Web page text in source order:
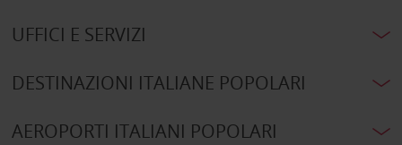
UFFICI E SERVIZI
DESTINAZIONI ITALIANE POPOLARI
AEROPORTI ITALIANI POPOLARI